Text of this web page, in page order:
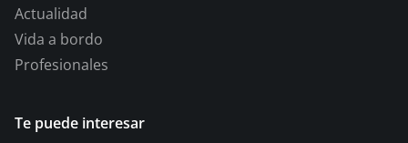
Actualidad
Vida a bordo
Profesionales
Te puede interesar